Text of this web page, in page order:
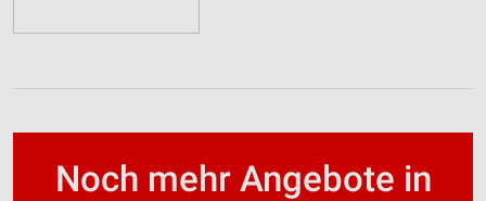
Noch mehr Angebote in